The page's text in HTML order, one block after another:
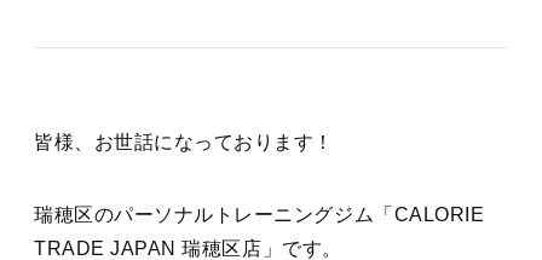
皆様、お世話になっております！
瑞穂区のパーソナルトレーニングジム「CALORIE
TRADE JAPAN 瑞穂区店」です。